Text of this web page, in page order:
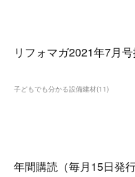
リフォマガ2021年7月
子どもでも分かる設備建材(11)
年間購読（毎月15日発